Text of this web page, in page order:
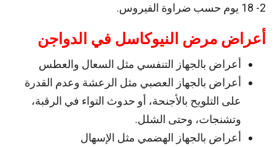
2- 18 يوم حسب ضراوة الفيروس.
أعراض مرض النيوكاسل في الدواجن
أعراض بالجهاز التنفسي مثل السعال والعطس
أعراض بالجهاز العصبي مثل الرعشة وعدم القدرة
على التلويح بالأجنحة، أو حدوث التواء في الرقبة،
وتشنجات، وحتى الشلل.
أعراض بالجهاز الهضمي مثل الإسهال